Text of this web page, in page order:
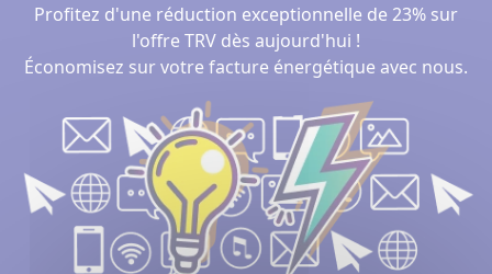
Profitez d'une réduction exceptionnelle de 23% sur
l'offre TRV dès aujourd'hui !
Économisez sur votre facture énergétique avec nous.